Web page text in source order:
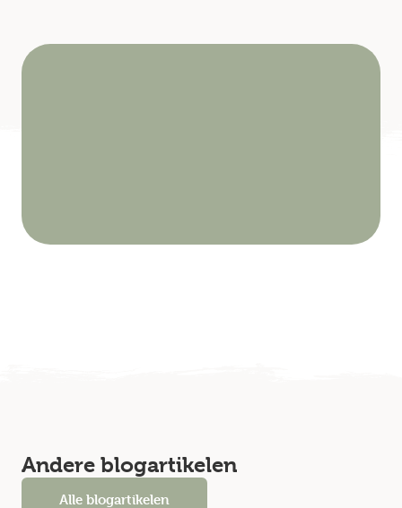
Andere blogartikelen
Alle blogartikelen